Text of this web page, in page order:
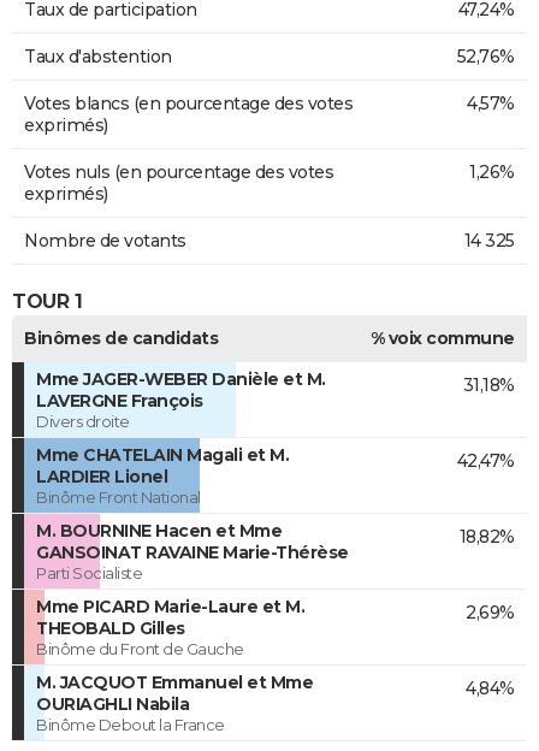
Taux de participation 47,24%
Taux d'abstention 52,76%
Votes blancs (en pourcentage des votes
exprimés)
4,57%
Votes nuls (en pourcentage des votes
exprimés)
1,26%
Nombre de votants 14 325
TOUR 1
Binômes de candidats
% voix commune
Mme JAGER-WEBER Danièle et M.
LAVERGNE François
Divers droite
31,18%
Mme CHATELAIN Magali et M.
LARDIER Lionel
Binôme Front National
42,47%
M. BOURNINE Hacen et Mme
GANSOINAT RAVAINE Marie-Thérèse
Parti Socialiste
18,82%
Mme PICARD Marie-Laure et M.
THEOBALD Gilles
Binôme du Front de Gauche
2,69%
M. JACQUOT Emmanuel et Mme
OURIAGHLI Nabila
Binôme Debout la France
4,84%